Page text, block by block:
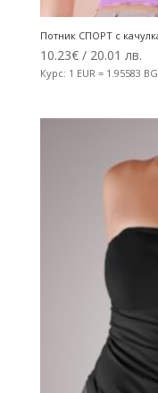
Потник СПОРТ с
10.23€/ 20.01 лв.
Курс: 1 EUR = 1.95583